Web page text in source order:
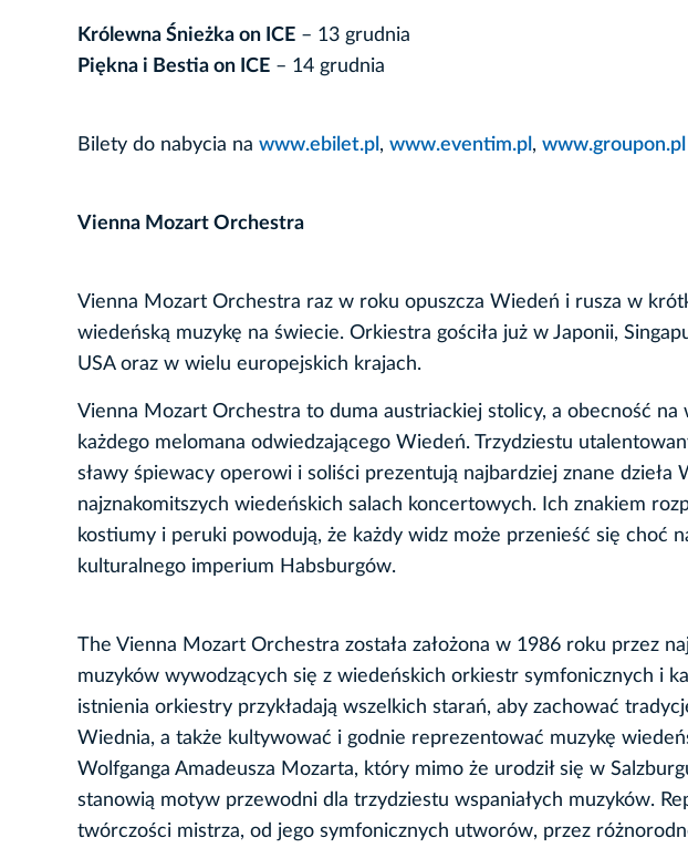
Królewna Śnieżka on ICE – 13 grudnia
Piękna i Bestia on ICE – 14 grudnia
Bilety do nabycia na www.ebilet.pl , www.eventim.pl , www.groupon.pl
Vienna Mozart Orchestra
Vienna Mozart Orchestra raz w roku opuszcza Wiedeń i rusza w
wiedeńską muzykę na świecie. Orkiestra gościła już w Japonii,
USA oraz w wielu europejskich krajach.
Vienna Mozart Orchestra to duma austriackiej stolicy, a obecność
każdego melomana odwiedzającego Wiedeń. Trzydziestu
sławy śpiewacy operowi i soliści prezentują najbardziej znane dzieła
najznakomitszych wiedeńskich salach koncertowych. Ich znakiem
kostiumy i peruki powodują, że każdy widz może przenieść się choć
kulturalnego imperium Habsburgów.
The Vienna Mozart Orchestra została założona w 1986 roku przez
muzyków wywodzących się z wiedeńskich orkiestr symfonicznych i
istnienia orkiestry przykładają wszelkich starań, aby zachować
Wiednia, a także kultywować i godnie reprezentować muzykę
Wolfganga Amadeusza Mozarta, który mimo że urodził się w
stanowią motyw przewodni dla trzydziestu wspaniałych muzyków.
twórczości mistrza, od jego symfonicznych utworów, przez